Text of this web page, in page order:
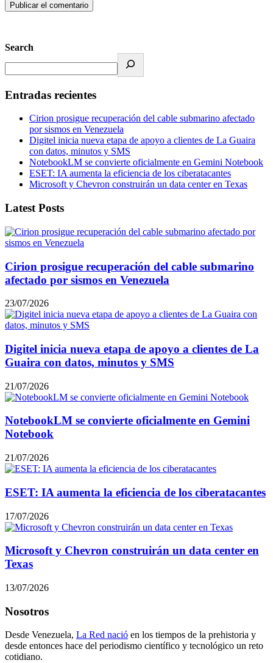
Search
Entradas recientes
Cirion prosigue recuperación del cable submarino afectado
por sismos en Venezuela
Digitel inicia nueva etapa de apoyo a clientes de La Guaira
con datos, minutos y SMS
NotebookLM se convierte oficialmente en Gemini Notebook
ESET: IA aumenta la eficiencia de los ciberatacantes
Microsoft y Chevron construirán un data center en Texas
Latest Posts
Cirion prosigue recuperación del cable submarino
afectado por sismos en Venezuela
23/07/2026
Digitel inicia nueva etapa de apoyo a clientes de La
Guaira con datos, minutos y SMS
21/07/2026
NotebookLM se convierte oficialmente en Gemini
Notebook
21/07/2026
ESET: IA aumenta la eficiencia de los ciberatacantes
17/07/2026
Microsoft y Chevron construirán un data center en
Texas
13/07/2026
Nosotros
Desde Venezuela, La Red nació en los tiempos de la prehistoria y
desde entonces hace del periodismo científico y tecnológico un reto
cotidiano.